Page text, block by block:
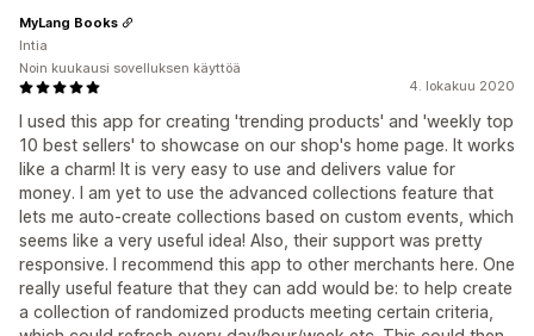
4. lokakuu 2020
I used this app for creating 'trending products' and 'weekly top
10 best sellers' to showcase on our shop's home page. It works
like a charm! It is very easy to use and delivers value for
money. I am yet to use the advanced collections feature that
lets me auto-create collections based on custom events, which
seems like a very useful idea! Also, their support was pretty
responsive. I recommend this app to other merchants here. One
really useful feature that they can add would be: to help create
a collection of randomized products meeting certain criteria,
MyLang Books
Intia
Noin kuukausi sovelluksen käyttöä